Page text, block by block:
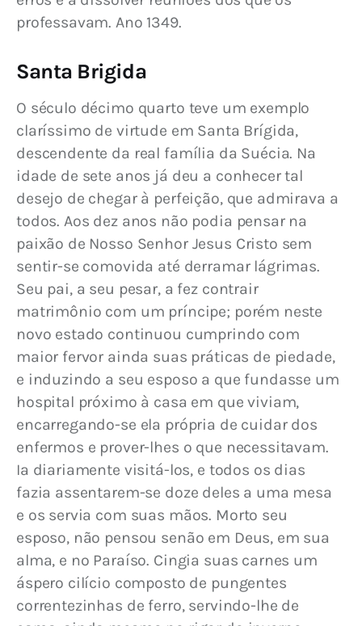
professavam. Ano 1349.
Santa Brigida
O século décimo quarto teve um exemplo
claríssimo de virtude em Santa Brígida,
descendente da real família da Suécia. Na
idade de sete anos já deu a conhecer tal
desejo de chegar à perfeição, que admirava a
todos. Aos dez anos não podia pensar na
paixão de Nosso Senhor Jesus Cristo sem
sentir-se comovida até derramar lágrimas.
Seu pai, a seu pesar, a fez contrair
matrimônio com um príncipe; porém neste
novo estado continuou cumprindo com
maior fervor ainda suas práticas de piedade,
e induzindo a seu esposo a que fundasse um
hospital próximo à casa em que viviam,
encarregando­-se ela própria de cuidar dos
enfermos e prover­-lhes o que necessitavam.
Ia diariamente visitá-los, e todos os dias
fazia assentarem-se doze deles a uma mesa
e os servia com suas mãos. Morto seu
esposo, não pensou senão em Deus, em sua
alma, e no Paraíso. Cingia suas carnes um
áspero cilício composto de pungentes
correntezinhas de ferro, servindo-lhe de